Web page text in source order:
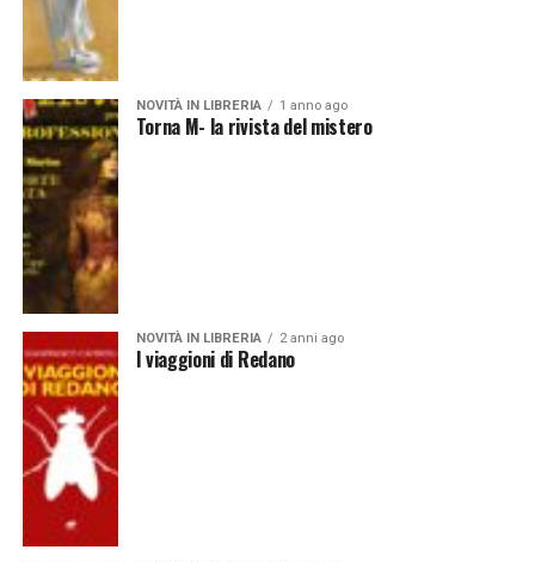
NOVITÀ IN LIBRERIA 1 anno ago
Torna M- la rivista del mistero
NOVITÀ IN LIBRERIA 2 anni ago
I viaggioni di Redano